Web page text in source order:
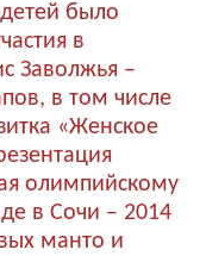
было
в
Заволжья –
в том числе
«Женское
олимпийскому
в Сочи – 2014
манто и